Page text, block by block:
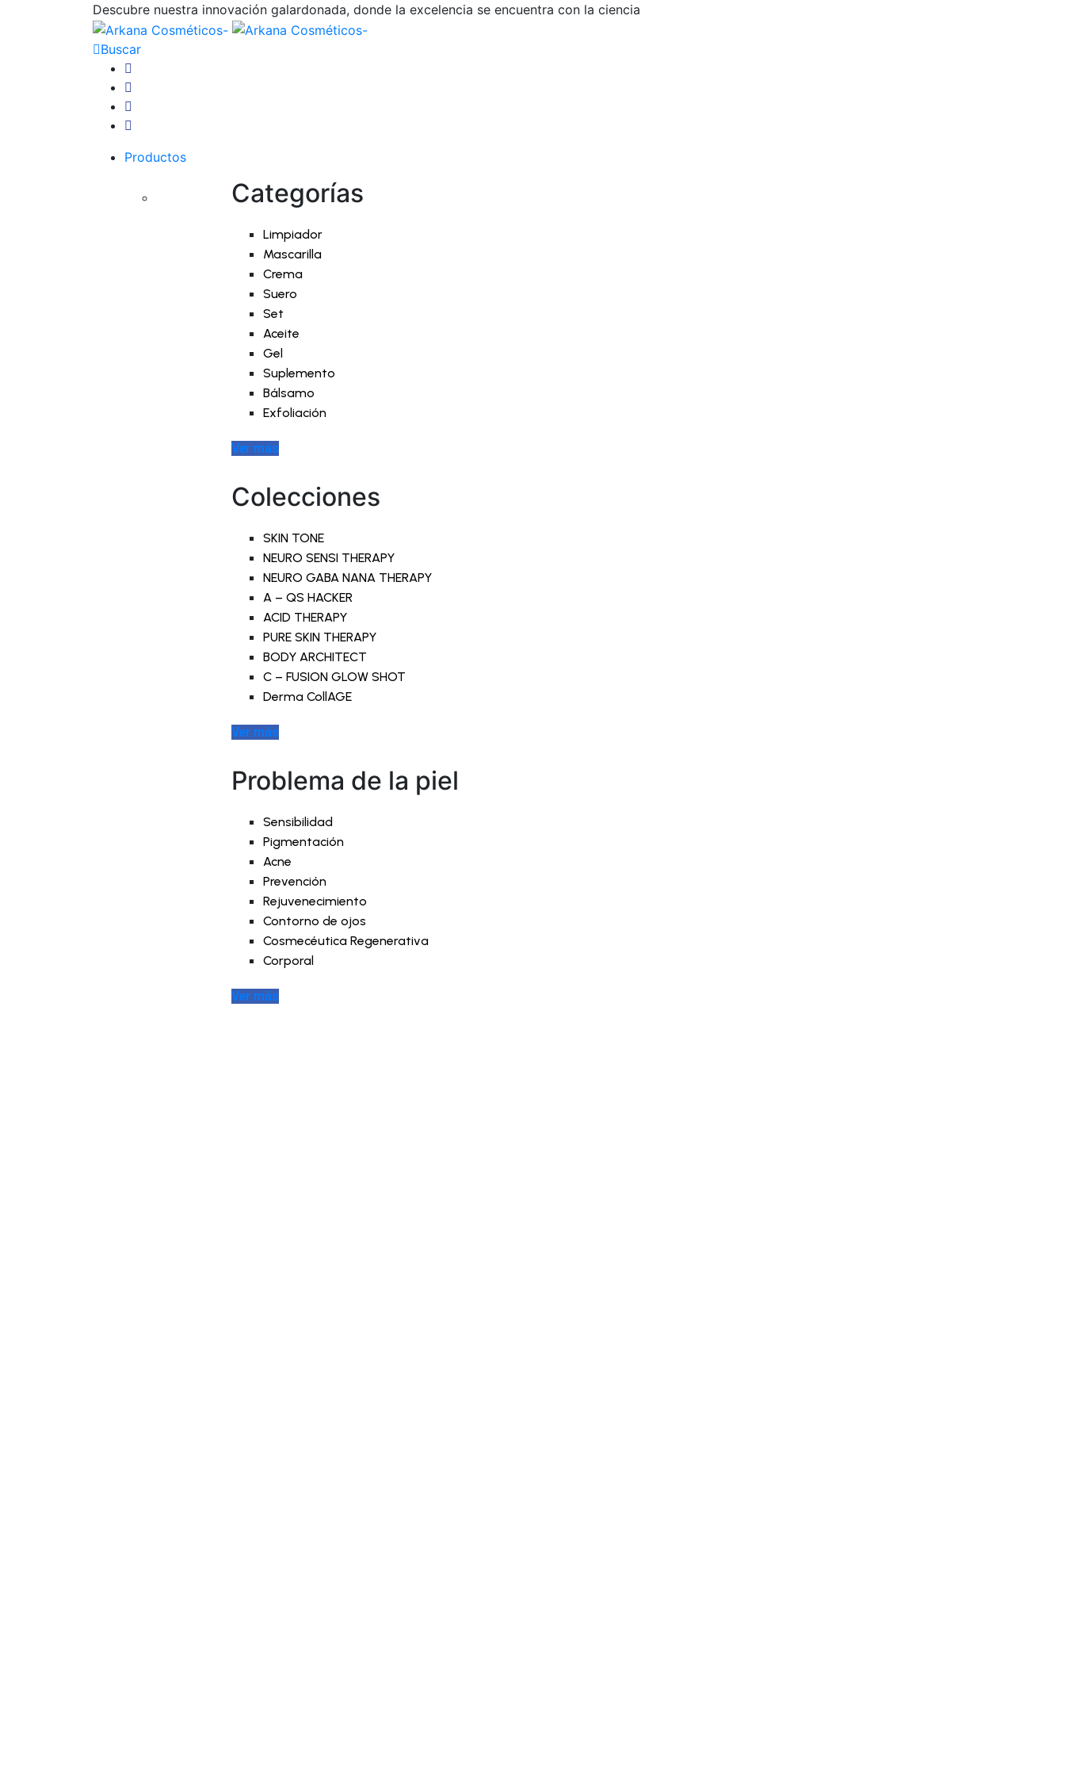
Descubre nuestra innovación galardonada, donde la excelencia se encuentra con la ciencia
Buscar
Productos
Categorías
Limpiador
Mascarilla
Crema
Suero
Set
Aceite
Gel
Suplemento
Bálsamo
Exfoliación
Ver más
Colecciones
SKIN TONE
NEURO SENSI THERAPY
NEURO GABA NANA THERAPY
A – QS HACKER
ACID THERAPY
PURE SKIN THERAPY
BODY ARCHITECT
C – FUSION GLOW SHOT
Derma CollAGE
Ver más
Problema de la piel
Sensibilidad
Pigmentación
Acne
Prevención
Rejuvenecimiento
Contorno de ojos
Cosmecéutica Regenerativa
Corporal
Ver más